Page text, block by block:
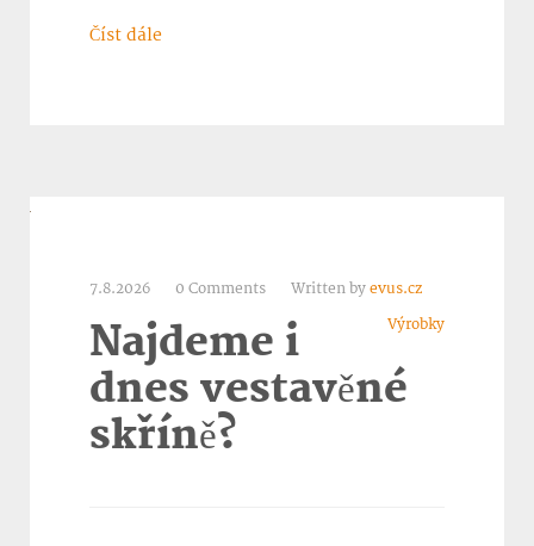
Číst dále
7.8.2026 0 Comments Written by evus.cz
Výrobky
Najdeme i
dnes vestavěné
skříně?